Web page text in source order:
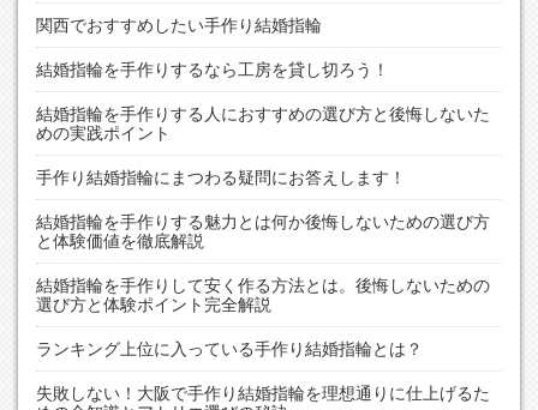
ー
シ
ョ
ン
関西でおすすめしたい手作り結婚指輪
結婚指輪を手作りするなら工房を貸し切ろう！
結婚指輪を手作りする人におすすめの選び方と後悔しないた
めの実践ポイント
手作り結婚指輪にまつわる疑問にお答えします！
結婚指輪を手作りする魅力とは何か後悔しないための選び方
と体験価値を徹底解説
結婚指輪を手作りして安く作る方法とは。後悔しないための
選び方と体験ポイント完全解説
ランキング上位に入っている手作り結婚指輪とは？
失敗しない！大阪で手作り結婚指輪を理想通りに仕上げるた